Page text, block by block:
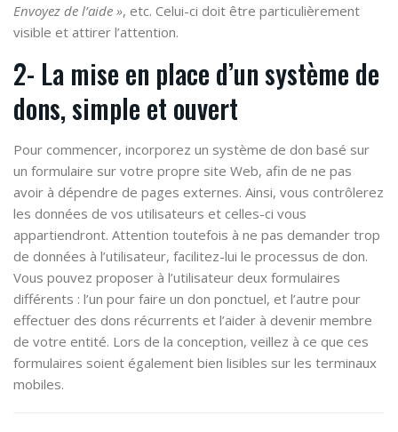
Envoyez de l’aide », etc. Celui-ci doit être particulièrement
visible et attirer l’attention.
2- La mise en place d’un système de
dons, simple et ouvert
Pour commencer, incorporez un système de don basé sur
un formulaire sur votre propre site Web, afin de ne pas
avoir à dépendre de pages externes. Ainsi, vous contrôlerez
les données de vos utilisateurs et celles-ci vous
appartiendront. Attention toutefois à ne pas demander trop
de données à l’utilisateur, facilitez-lui le processus de don.
Vous pouvez proposer à l’utilisateur deux formulaires
différents : l’un pour faire un don ponctuel, et l’autre pour
effectuer des dons récurrents et l’aider à devenir membre
de votre entité. Lors de la conception, veillez à ce que ces
formulaires soient également bien lisibles sur les terminaux
mobiles.